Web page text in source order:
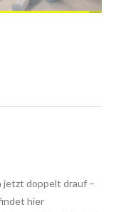
jetzt doppelt drauf –
hier